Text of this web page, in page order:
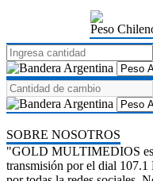
Peso
SOBRE NOSOTROS
"GOLD MULTIMEDIOS es
transmisión por el dial